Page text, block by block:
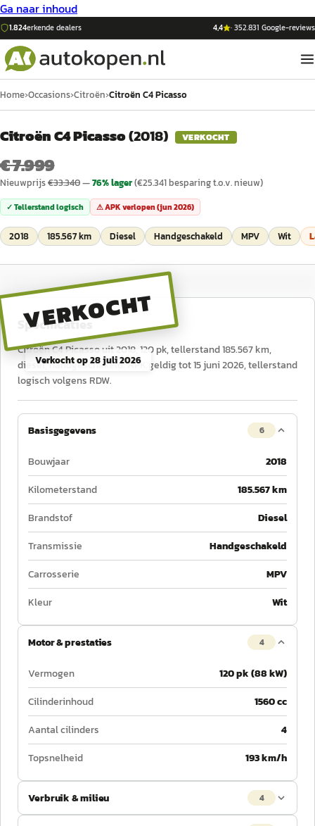
Ga naar inhoud
1.824erkende dealers 4,4 ·352.831 Google-reviews
Home›Occasions›Citroën›Citroën C4 Picasso
Citroën C4 Picasso(2018) VERKOCHT
€ 7.999
Nieuwprijs€33.340—76% lager(€25.341besparing t.o.v. nieuw)
✓ Tellerstand logisch ⚠ APK verlopen (jun 2026)
2018 185.567 km Diesel Handgeschakeld MPV Wit
VERKOCHT
Verkocht op28 juli 2026
Specificaties
Citroën C4 Picasso uit 2018, 120 pk, tellerstand 185.567 km,
diesel, handgeschakeld. APK geldig tot 15 juni 2026, tellerstand
logisch volgens RDW.
Basisgegevens 6
Bouwjaar
2018
Kilometerstand
185.567 km
Brandstof
Diesel
Transmissie
Handgeschakeld
Carrosserie
MPV
Kleur
Wit
Motor & prestaties 4
Vermogen
120 pk (88 kW)
Cilinderinhoud
1560 cc
Aantal cilinders
4
Topsnelheid
193 km/h
Verbruik & milieu 4